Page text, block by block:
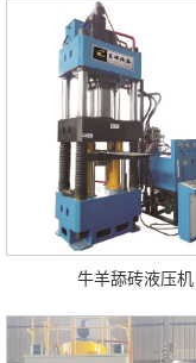
牛羊舔砖液压机